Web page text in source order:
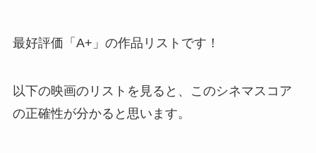
最好評価「A+」の作品リストです！
以下の映画のリストを見ると、このシネマスコア
の正確性が分かると思います。